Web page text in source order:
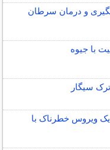
و درمان سرطان
با جیوه
سیگار
ویروس خطرناک با